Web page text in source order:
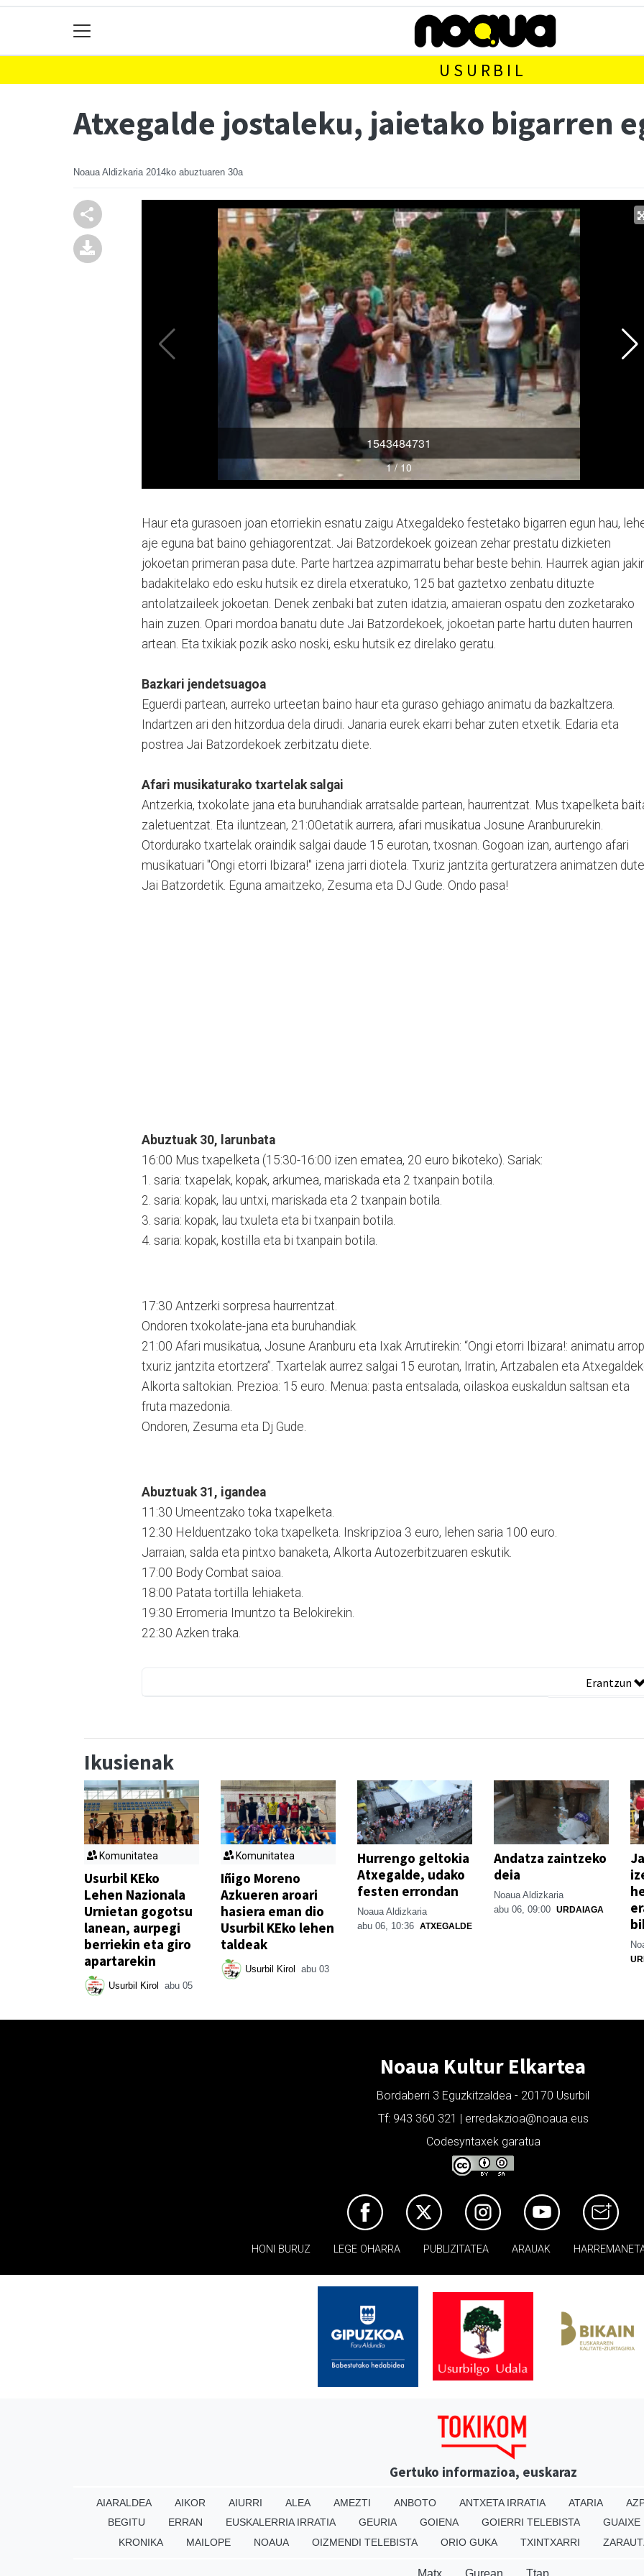
USURBIL
Atxegalde jostaleku, jaietako bigarren
Noaua Aldizkaria 2014ko abuztuaren 30a
Haur eta gurasoen joan etorriekin esnatu zaigu Atxegaldeko festetako bigarren egun hau,
aje eguna bat baino gehiagorentzat. Jai Batzordekoek goizean zehar prestatu dizkieten
jokoetan primeran pasa dute. Parte hartzea azpimarratu behar beste behin. Haurrek agian
badakitelako edo esku hutsik ez direla etxeratuko, 125 bat gaztetxo zenbatu dituzte
antolatzaileek jokoetan. Denek zenbaki bat zuten idatzia, amaieran ospatu den zozketarako
hain zuzen. Opari mordoa banatu dute Jai Batzordekoek, jokoetan parte hartu duten haurren
artean. Eta txikiak pozik asko noski, esku hutsik ez direlako geratu.
Bazkari jendetsuagoa
Eguerdi partean, aurreko urteetan baino haur eta guraso gehiago animatu da bazkaltzera.
Indartzen ari den hitzordua dela dirudi. Janaria eurek ekarri behar zuten etxetik. Edaria eta
postrea Jai Batzordekoek zerbitzatu diete.
Afari musikaturako txartelak salgai
Antzerkia, txokolate jana eta buruhandiak arratsalde partean, haurrentzat. Mus txapelketa
zaletuentzat. Eta iluntzean, 21:00etatik aurrera, afari musikatua Josune Aranbururekin.
Otordurako txartelak oraindik salgai daude 15 eurotan, txosnan. Gogoan izan, aurtengo afari
musikatuari "Ongi etorri Ibizara!" izena jarri diotela. Txuriz jantzita gerturatzera animatzen dute
Jai Batzordetik. Eguna amaitzeko, Zesuma eta DJ Gude. Ondo pasa!
Abuztuak 30, larunbata
16:00 Mus txapelketa (15:30-16:00 izen ematea, 20 euro bikoteko). Sariak:
1. saria: txapelak, kopak, arkumea, mariskada eta 2 txanpain botila.
2. saria: kopak, lau untxi, mariskada eta 2 txanpain botila.
3. saria: kopak, lau txuleta eta bi txanpain botila.
4. saria: kopak, kostilla eta bi txanpain botila.
17:30 Antzerki sorpresa haurrentzat.
Ondoren txokolate-jana eta buruhandiak.
21:00 Afari musikatua, Josune Aranburu eta Ixak Arrutirekin: “Ongi etorri Ibizara!: animatu
txuriz jantzita etortzera”. Txartelak aurrez salgai 15 eurotan, Irratin, Artzabalen eta
Alkorta saltokian. Prezioa: 15 euro. Menua: pasta entsalada, oilaskoa euskaldun saltsan eta
fruta mazedonia.
Ondoren, Zesuma eta Dj Gude.
Abuztuak 31, igandea
11:30 Umeentzako toka txapelketa.
12:30 Helduentzako toka txapelketa. Inskripzioa 3 euro, lehen saria 100 euro.
Jarraian, salda eta pintxo banaketa, Alkorta Autozerbitzuaren eskutik.
17:00 Body Combat saioa.
18:00 Patata tortilla lehiaketa.
19:30 Erromeria Imuntzo ta Belokirekin.
22:30 Azken traka.
Erantzun
Ikusienak
Komunitatea
Usurbil KEko
Lehen Nazionala
Urnietan gogotsu
lanean, aurpegi
berriekin eta giro
apartarekin
Usurbil Kirol abu 05
Komunitatea
Iñigo Moreno
Azkueren aroari
hasiera eman dio
Usurbil KEko lehen
taldeak
Usurbil Kirol abu 03
Hurrengo geltokia
Atxegalde, udako
festen errondan
Noaua Aldizkaria
abu 06, 10:36 ATXEGALDE
Andatza zaintzeko
deia
Noaua Aldizkaria
abu 06, 09:00 URDAIAGA
Noaua Kultur Elkartea
Bordaberri 3 Eguzkitzaldea - 20170 Usurbil
Tf: 943 360 321 | erredakzioa@noaua.eus
Codesyntaxek garatua
HONI BURUZ LEGE OHARRA PUBLIZITATEA ARAUAK
Gertuko informazioa, euskaraz
AIARALDEA AIKOR AIURRI ALEA AMEZTI ANBOTO ANTXETA IRRATIA ATARIA
BEGITU
ERRAN EUSKALERRIA IRRATIA GEURIA GOIENA GOIERRI TELEBISTA
GUAIXE
KRONIKA
MAILOPE NOAUA OIZMENDI TELEBISTA ORIO GUKA TXINTXARRI
Matx Gurean Ttap